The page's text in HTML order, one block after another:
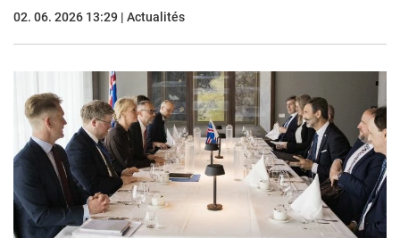
02. 06. 2026 13:29 | Actualités